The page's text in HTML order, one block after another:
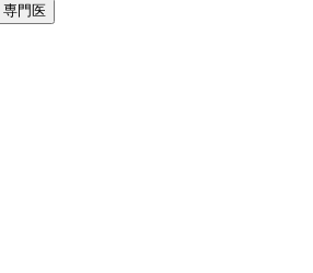
専門医